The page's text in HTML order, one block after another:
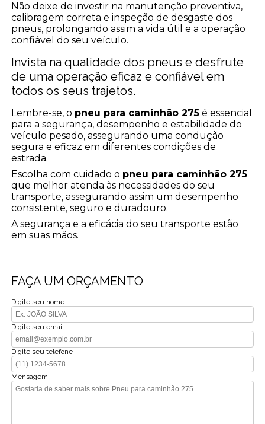
Não deixe de investir na manutenção preventiva,
calibragem correta e inspeção de desgaste dos
pneus, prolongando assim a vida útil e a operação
confiável do seu veículo.
Invista na qualidade dos pneus e desfrute
de uma operação eficaz e confiável em
todos os seus trajetos.
Lembre-se, o pneu para caminhão 275 é essencial
para a segurança, desempenho e estabilidade do
veículo pesado, assegurando uma condução
segura e eficaz em diferentes condições de
estrada.
Escolha com cuidado o pneu para caminhão 275
que melhor atenda às necessidades do seu
transporte, assegurando assim um desempenho
consistente, seguro e duradouro.
A segurança e a eficácia do seu transporte estão
em suas mãos.
FAÇA UM ORÇAMENTO
Digite seu nome
Digite seu email
Digite seu telefone
Mensagem